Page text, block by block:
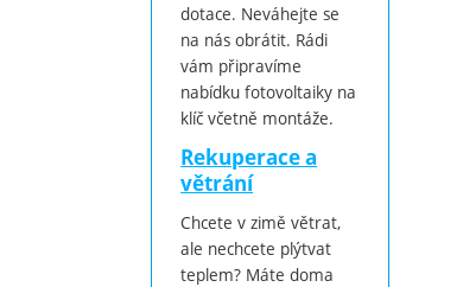
dotace. Neváhejte se
na nás obrátit. Rádi
vám připravíme
nabídku fotovoltaiky na
klíč včetně montáže.
Rekuperace a
větrání
Chcete v zimě větrat,
ale nechcete plýtvat
teplem? Máte doma